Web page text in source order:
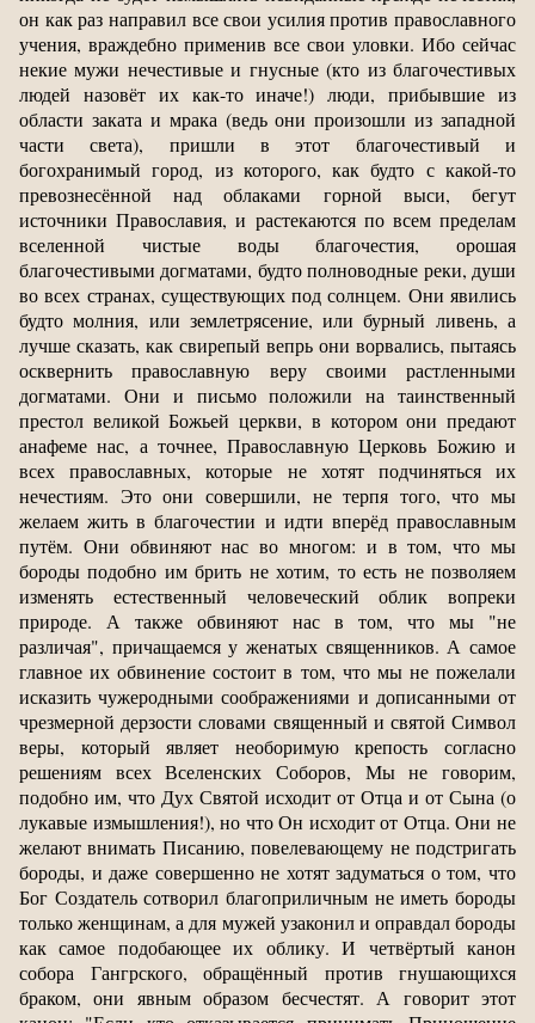
он как раз направил все свои усилия против православного
учения, враждебно применив все свои уловки. Ибо сейчас
некие мужи нечестивые и гнусные (кто из благочестивых
людей назовёт их как-то иначе!) люди, прибывшие из
области заката и мрака (ведь они произошли из западной
части света), пришли в этот благочестивый и
богохранимый город, из которого, как будто с какой-то
превознесённой над облаками горной выси, бегут
источники Православия, и растекаются по всем пределам
вселенной чистые воды благочестия, орошая
благочестивыми догматами, будто полноводные реки, души
во всех странах, существующих под солнцем. Они явились
будто молния, или землетрясение, или бурный ливень, а
лучше сказать, как свирепый вепрь они ворвались, пытаясь
осквернить православную веру своими растленными
догматами. Они и письмо положили на таинственный
престол великой Божьей церкви, в котором они предают
анафеме нас, а точнее, Православную Церковь Божию и
всех православных, которые не хотят подчиняться их
нечестиям. Это они совершили, не терпя того, что мы
желаем жить в благочестии и идти вперёд православным
путём. Они обвиняют нас во многом: и в том, что мы
бороды подобно им брить не хотим, то есть не позволяем
изменять естественный человеческий облик вопреки
природе. А также обвиняют нас в том, что мы "не
различая", причащаемся у женатых священников. А самое
главное их обвинение состоит в том, что мы не пожелали
исказить чужеродными соображениями и дописанными от
чрезмерной дерзости словами священный и святой Символ
веры, который являет необоримую крепость согласно
решениям всех Вселенских Соборов, Мы не говорим,
подобно им, что Дух Святой исходит от Отца и от Сына (о
лукавые измышления!), но что Он исходит от Отца. Они не
желают внимать Писанию, повелевающему не подстригать
бороды, и даже совершенно не хотят задуматься о том, что
Бог Создатель сотворил благоприличным не иметь бороды
только женщинам, а для мужей узаконил и оправдал бороды
как самое подобающее их облику. И четвёртый канон
собора Гангрского, обращённый против гнушающихся
браком, они явным образом бесчестят. А говорит этот